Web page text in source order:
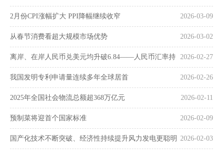
头 2026-03-09
2月份CPI涨幅扩大 PPI降幅继续收窄
2026-03-02
从春节消费看超大规模市场优势
2026-02-27
离岸、在岸人民币兑美元均升破6.84——人民币汇率持
续走强 2026-02-26
我国发明专利申请量连续多年全球居首
2026-02-11
2025年全国社会物流总额超368万亿元
2026-02-09
预制菜将迎首个国家标准
2026-02-03
国产化技术不断突破、经济性持续提升风力发电更聪明